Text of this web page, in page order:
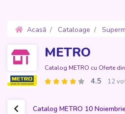
Acasă Cataloage
METRO
Catalog METRO cu Oferte
4.5 12
Catalog METRO 10